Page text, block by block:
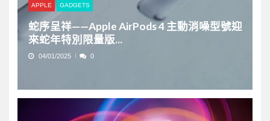
APPLE GADGETS
蛇序呈祥——Apple AirPods 4 主動消噪型號迎
來蛇年特別限量版...
04/01/2025 0